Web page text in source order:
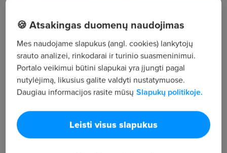
🍪 Atsakingas duomenų naudojimas
Mes naudojame slapukus (angl. cookies) lankytojų
srauto analizei, rinkodarai ir turinio suasmeninimui.
Portalo veikimui būtini slapukai yra įjungti pagal
nutylėjimą, likusius galite valdyti nustatymuose.
Daugiau informacijos rasite mūsų Slapukų politikoje.
Leisti visus slapukus